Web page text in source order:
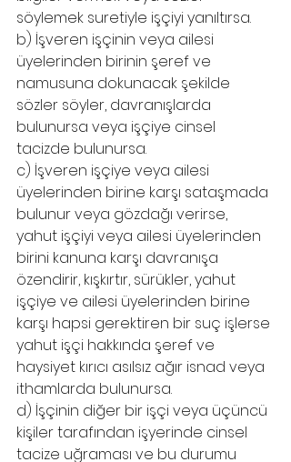
söylemek suretiyle işçiyi yanıltırsa.
b) İşveren işçinin veya ailesi
üyelerinden birinin şeref ve
namusuna dokunacak şekilde
sözler söyler, davranışlarda
bulunursa veya işçiye cinsel
tacizde bulunursa.
c) İşveren işçiye veya ailesi
üyelerinden birine karşı sataşmada
bulunur veya gözdağı verirse,
yahut işçiyi veya ailesi üyelerinden
birini kanuna karşı davranışa
özendirir, kışkırtır, sürükler, yahut
işçiye ve ailesi üyelerinden birine
karşı hapsi gerektiren bir suç işlerse
yahut işçi hakkında şeref ve
haysiyet kırıcı asılsız ağır isnad veya
ithamlarda bulunursa.
d) İşçinin diğer bir işçi veya üçüncü
kişiler tarafından işyerinde cinsel
tacize uğraması ve bu durumu